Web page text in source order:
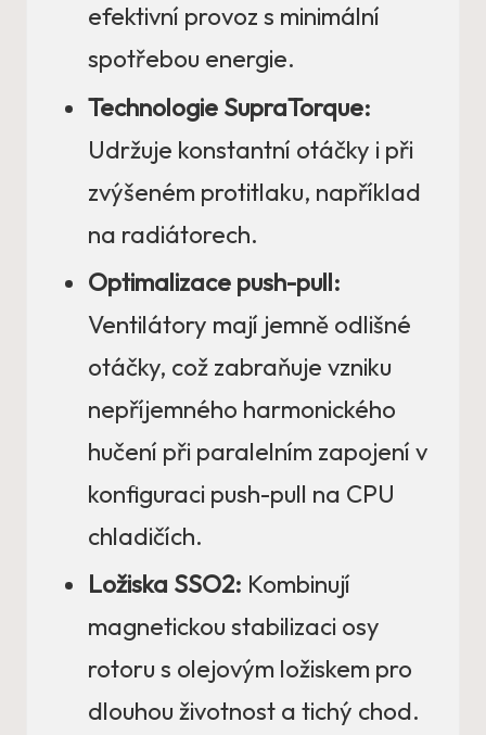
efektivní provoz s minimální
spotřebou energie.
Technologie SupraTorque:
Udržuje konstantní otáčky i při
zvýšeném protitlaku, například
na radiátorech.
Optimalizace push-pull:
Ventilátory mají jemně odlišné
otáčky, což zabraňuje vzniku
nepříjemného harmonického
hučení při paralelním zapojení v
konfiguraci push-pull na CPU
chladičích.
Ložiska SSO2: Kombinují
magnetickou stabilizaci osy
rotoru s olejovým ložiskem pro
dlouhou životnost a tichý chod.